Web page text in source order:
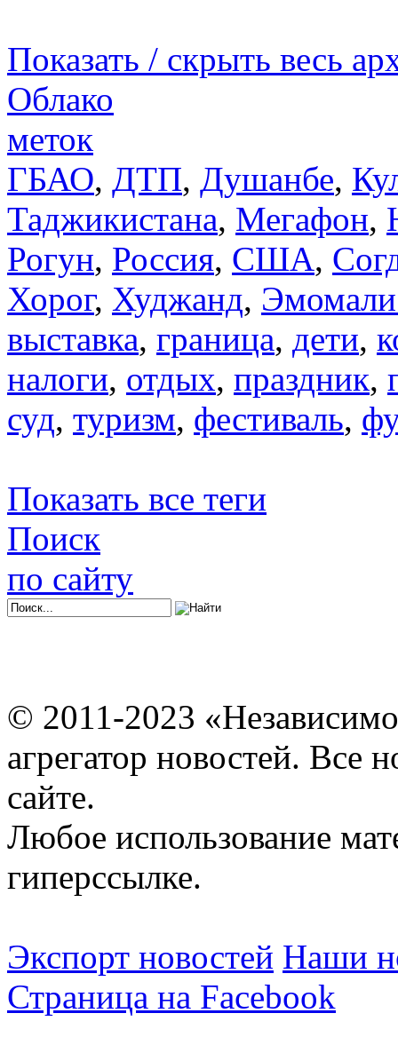
Показать / скрыть весь
Облако
меток
ГБАО, ДТП, Душанбе,
Таджикистана, Мегафон,
Рогун, Россия, США,
Хорог, Худжанд,
выставка, граница, дети,
налоги, отдых, праздник,
суд, туризм, фестиваль,
Показать все теги
Поиск
по сайту
© 2011-2023
агрегатор новостей. Все
сайте.
Любое использование
гиперссылке.
Экспорт новостей Наши
Страница на Facebook